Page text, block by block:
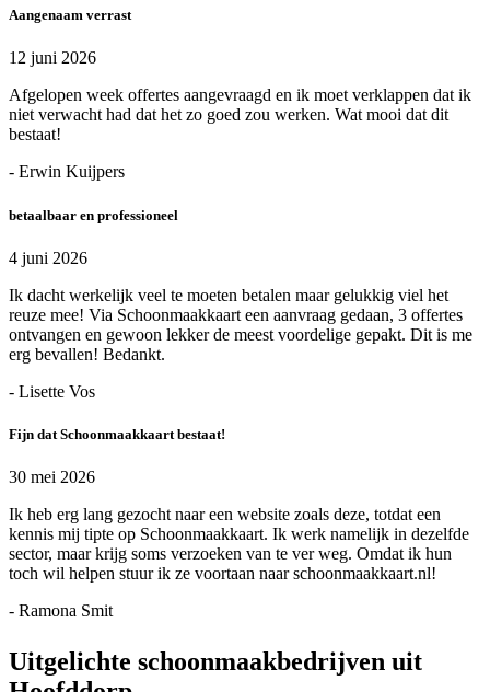
Aangenaam verrast
12 juni 2026
Afgelopen week offertes aangevraagd en ik moet verklappen dat ik
niet verwacht had dat het zo goed zou werken. Wat mooi dat dit
bestaat!
- Erwin Kuijpers
betaalbaar en professioneel
4 juni 2026
Ik dacht werkelijk veel te moeten betalen maar gelukkig viel het
reuze mee! Via Schoonmaakkaart een aanvraag gedaan, 3 offertes
ontvangen en gewoon lekker de meest voordelige gepakt. Dit is me
erg bevallen! Bedankt.
- Lisette Vos
Fijn dat Schoonmaakkaart bestaat!
30 mei 2026
Ik heb erg lang gezocht naar een website zoals deze, totdat een
kennis mij tipte op Schoonmaakkaart. Ik werk namelijk in dezelfde
sector, maar krijg soms verzoeken van te ver weg. Omdat ik hun
toch wil helpen stuur ik ze voortaan naar schoonmaakkaart.nl!
- Ramona Smit
Uitgelichte schoonmaakbedrijven uit